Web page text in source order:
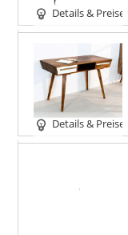
Details & Preise
Details & Preise